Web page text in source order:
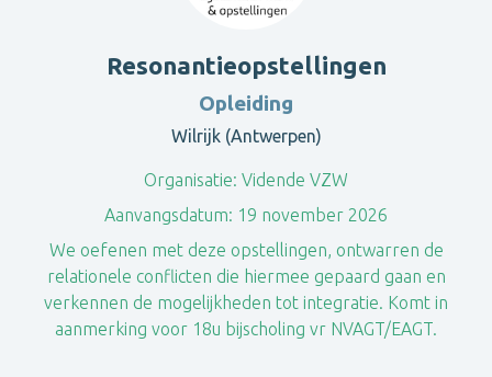
Resonantieopstellingen
Opleiding
Wilrijk (Antwerpen)
Organisatie: Vidende VZW
Aanvangsdatum: 19 november 2026
We oefenen met deze opstellingen, ontwarren de
relationele conflicten die hiermee gepaard gaan en
verkennen de mogelijkheden tot integratie. Komt in
aanmerking voor 18u bijscholing vr NVAGT/EAGT.